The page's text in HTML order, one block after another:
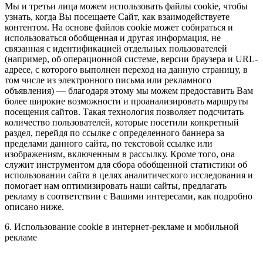
Мы и третьи лица можем использовать файлы cookie, чтобы
узнать, когда Вы посещаете Сайт, как взаимодействуете
контентом. На основе файлов cookie может собираться и
использоваться обобщенная и другая информация, не
связанная с идентификацией отдельных пользователей
(например, об операционной системе, версии браузера и URL-
адресе, с которого выполнен переход на данную страницу, в
том числе из электронного письма или рекламного
объявления) — благодаря этому мы можем предоставить Вам
более широкие возможности и проанализировать маршруты
посещения сайтов. Такая технология позволяет подсчитать
количество пользователей, которые посетили конкретный
раздел, перейдя по ссылке с определенного баннера за
пределами данного сайта, по текстовой ссылке или
изображениям, включенным в рассылку. Кроме того, она
служит инструментом для сбора обобщенной статистики об
использовании сайта в целях аналитического исследования и
помогает нам оптимизировать наши сайты, предлагать
рекламу в соответствии с Вашими интересами, как подробно
описано ниже.
6. Использование cookie в интернет-рекламе и мобильной
рекламе